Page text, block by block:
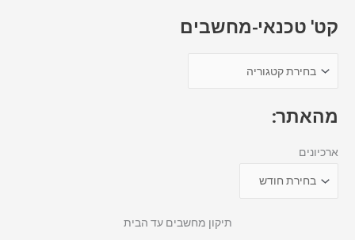
קט' טכנאי-מחשבים
מהאתר:
ארכיונים
תיקון מחשבים עד הבית